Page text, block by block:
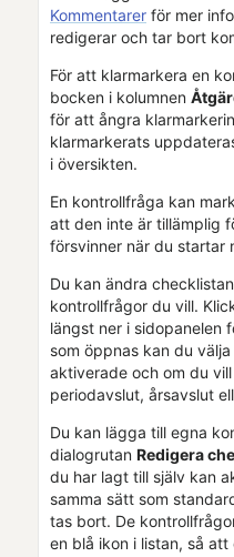
Kommentarer för mer
redigerar och tar bort
För att klarmarkera en
bocken i kolumnen
för att ångra
klarmarkerats
i översikten.
En kontrollfråga kan
att den inte är tillämplig
försvinner när du startar
Du kan ändra
kontrollfrågor du vill.
längst ner i sidopanelen
som öppnas kan du
aktiverade och om du
periodavslut, årsavslut
Du kan lägga till egna
dialogrutan Redigera
du har lagt till själv kan
samma sätt som
tas bort. De
en blå ikon i listan, så